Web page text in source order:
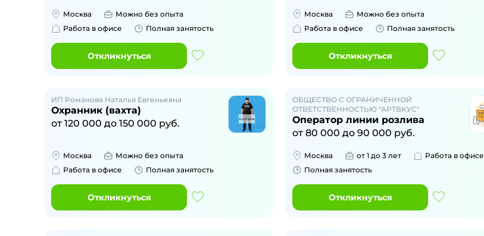
Москва
Можно без опыта
Работа в офисе
Полная занятость
Откликнуться
Москва
Можно без опыта
Работа в офисе
Полная занятость
Откликнуться
ИП Романова Наталья Евгеньевна
Охранник (вахта)
от 120 000 до 150 000 руб.
Москва
Можно без опыта
Работа в офисе
Полная занятость
Откликнуться
ОБЩЕСТВО С ОГРАНИЧЕННОЙ
ОТВЕТСТВЕННОСТЬЮ "АРТВКУС"
Оператор линии розлива
от80 000 до90 000 руб.
Москва от 1 до 3 лет
Работа в офисе
Полная занятость
Откликнуться